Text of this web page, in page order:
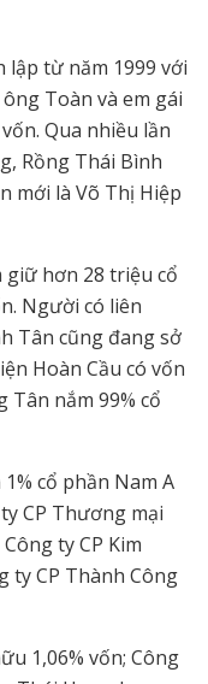
từ năm 1999 với
Toàn và em gái
Qua nhiều lần
Rồng Thái Bình
mới là Võ Thị Hiệp
giữ hơn 28 triệu cổ
Người có liên
Tân cũng đang sở
Hoàn Cầu có vốn
Tân nắm 99% cổ
cổ phần Nam A
CP Thương mại
ty CP Kim
ty CP Thành Công
1,06% vốn; Công